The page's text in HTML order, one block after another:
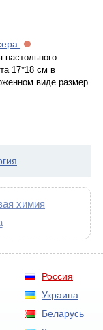
17*18 см в
виде размер
химия
Россия
Украина
Беларусь